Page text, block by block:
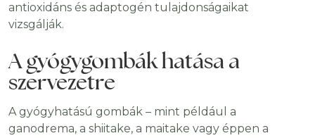
antioxidáns és adaptogén tulajdonságaikat
vizsgálják.
A gyógygombák hatása a
szervezetre
A gyógyhatású gombák – mint például a
ganodrema, a shiitake, a maitake vagy éppen a